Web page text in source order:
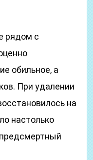
рядом с
обильное, а
При удалении
на
настолько